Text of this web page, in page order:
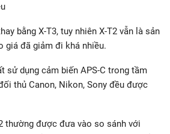
bằng X-T3, tuy nhiên X-T2 vẫn là sản
giá đã giảm đi khá nhiều.
sử dụng cảm biến APS-C trong tầm
thủ Canon, Nikon, Sony đều được
thường được đưa vào so sánh với